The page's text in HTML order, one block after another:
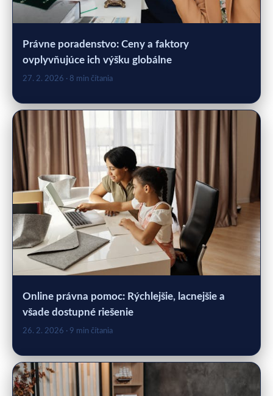
Právne poradenstvo: Ceny a faktory
ovplyvňujúce ich výšku globálne
27. 2. 2026 · 8 min čítania
Online právna pomoc: Rýchlejšie, lacnejšie a
všade dostupné riešenie
26. 2. 2026 · 9 min čítania